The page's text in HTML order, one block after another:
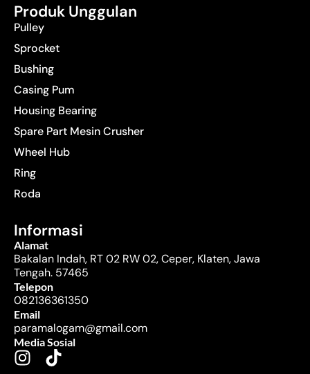
Produk Unggulan
Pulley
Sprocket
Bushing
Casing Pum
Housing Bearing
Spare Part Mesin Crusher
Wheel Hub
Ring
Roda
Informasi
Alamat
Bakalan Indah, RT 02 RW 02, Ceper, Klaten, Jawa
Tengah. 57465
Telepon
082136361350
Email
paramalogam@gmail.com
Media Sosial